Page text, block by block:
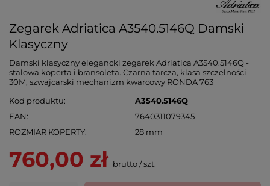
Zegarek Adriatica A3540.5146Q Damski
Klasyczny
Damski klasyczny elegancki zegarek Adriatica A3540.5146Q -
stalowa koperta i bransoleta. Czarna tarcza, klasa szczelności
30M, szwajcarski mechanizm kwarcowy RONDA 763
Kod produktu
A3540.5146Q
EAN
7640311079345
ROZMIAR KOPERTY
28 mm
760,00 zł brutto/szt.